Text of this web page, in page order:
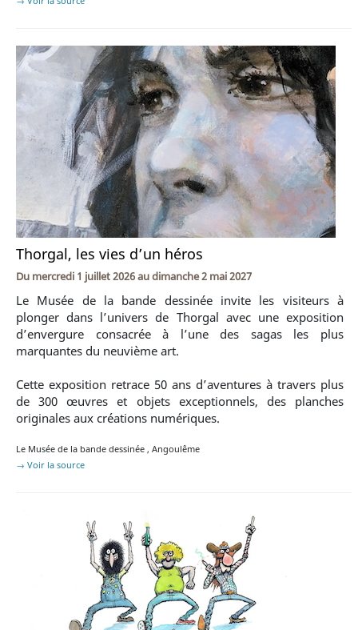
Thorgal, les vies d’un héros
Du mercredi 1 juillet 2026audimanche 2 mai 2027
Le Musée de la bande dessinée invite les visiteurs à
plonger dans l’univers de Thorgal avec une exposition
d’envergure consacrée à l’une des sagas les plus
marquantes du neuvième art.
Cette exposition retrace 50 ans d’aventures à travers plus
de 300 œuvres et objets exceptionnels, des planches
originales aux créations numériques.
Le Musée de la bande dessinée , Angoulême
→ Voir la source